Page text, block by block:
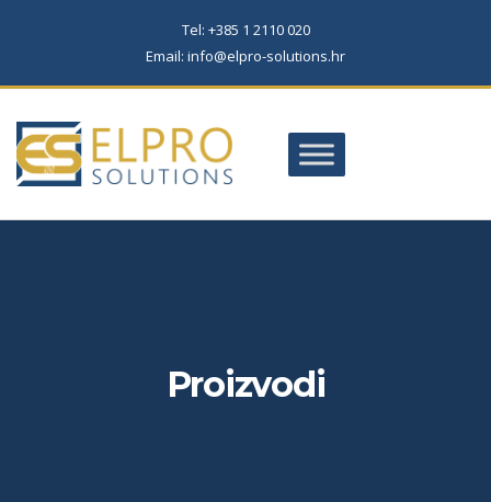
Tel: +385 1 2110 020
Email: info@elpro-solutions.hr
Proizvodi